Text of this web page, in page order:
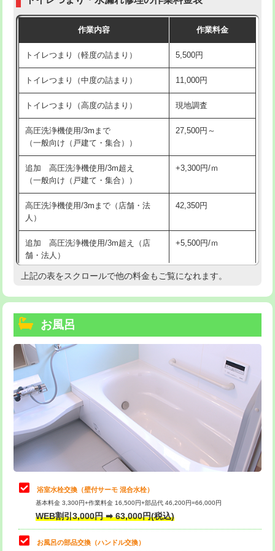
作業内容 作業料金
トイレつまり（軽度の詰まり） 5,500円
トイレつまり（中度の詰まり） 11,000円
トイレつまり（高度の詰まり） 現地調査
高圧洗浄機使用/3mまで
（一般向け（戸建て・集合））
27,500円～
追加 高圧洗浄機使用/3m超え
（一般向け（戸建て・集合））
+3,300円/ｍ
高圧洗浄機使用/3mまで（店舗・法
人）
42,350円
追加 高圧洗浄機使用/3m超え（店
舗・法人）
+5,500円/ｍ
高度高圧洗浄換 現地調査
トーラー機使用/3mまで
追加トーラー機使用/3m超え
カメラ調査 33,000円
桝清掃 8,800円
止水・漏水調査・防水処理・清掃・修
理・調整・分解・加工など（軽作業）
止水・漏水調査・防水処理・清掃・修
理・調整・分解・加工など（中作業）
22,000円
止水・漏水調査・防水処理・清掃・修
理・調整・分解・加工など（重作業）
33,000円
トイレタンク脱着
上記の表をスクロールで他の料金もご覧になれます。
お風呂
浴室水栓交換（壁付サーモ 混合水栓）
基本料金 3,300円+作業料金 16,500円+部品代 46,200円=66,000円
WEB割引3,000円 ➡ 63,000円(税込)
お風呂の部品交換（ハンドル交換）